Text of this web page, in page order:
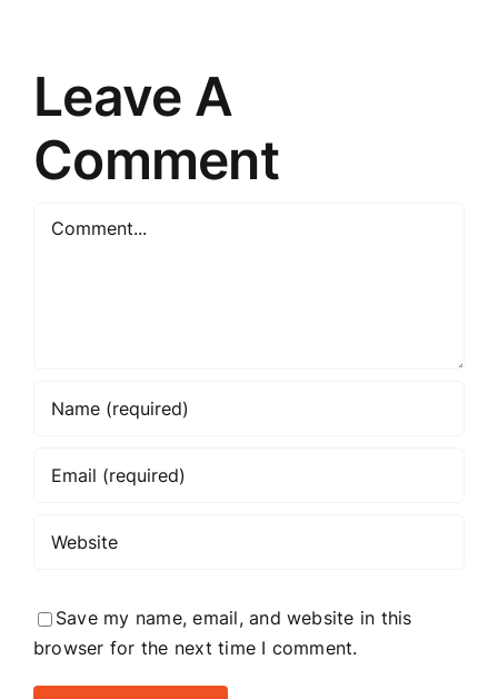
Leave A
Comment
Comment
Save my name, email, and website in this
browser for the next time I comment.